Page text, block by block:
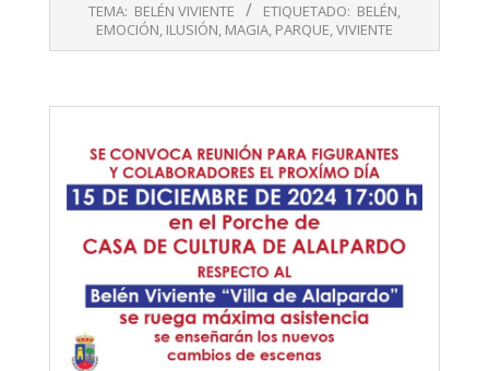
TEMA: BELÉN VIVIENTE ETIQUETADO: BELÉN,
EMOCIÓN, ILUSIÓN, MAGIA, PARQUE,VIVIENTE